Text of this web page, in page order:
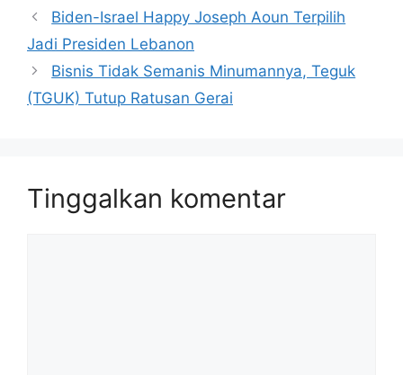
Biden-Israel Happy Joseph Aoun Terpilih
Jadi Presiden Lebanon
Bisnis Tidak Semanis Minumannya, Teguk
(TGUK) Tutup Ratusan Gerai
Tinggalkan komentar